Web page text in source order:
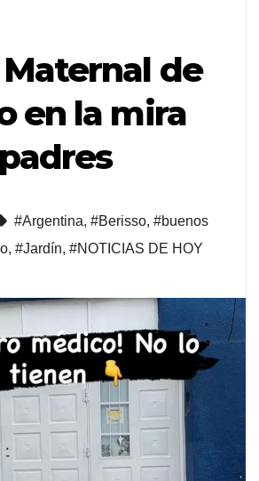
de
en la mira
#Argentina, #Berisso, #buenos
, #Jardín, #NOTICIAS DE HOY